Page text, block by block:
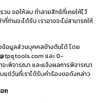
ม ขอให้ลบ ทำลายสิทธิที่เคยให้ไว้
านจะได้รับ เราอาจจะไม่สามารถให้
งข้อมูลส่วนบุคคลข้างต้นได้ โดย
และ 0-
ะพิจารณา และแจ้งผลการพิจารณา
แต่วันที่เราได้รับคำร้องขอดังกล่าว
ก